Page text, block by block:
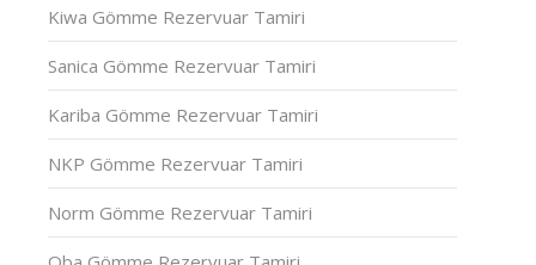
Kiwa Gömme Rezervuar Tamiri
Sanica Gömme Rezervuar Tamiri
Kariba Gömme Rezervuar Tamiri
NKP Gömme Rezervuar Tamiri
Norm Gömme Rezervuar Tamiri